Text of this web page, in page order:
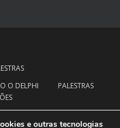
O DELPHI
PALESTRAS
e outras tecnologias